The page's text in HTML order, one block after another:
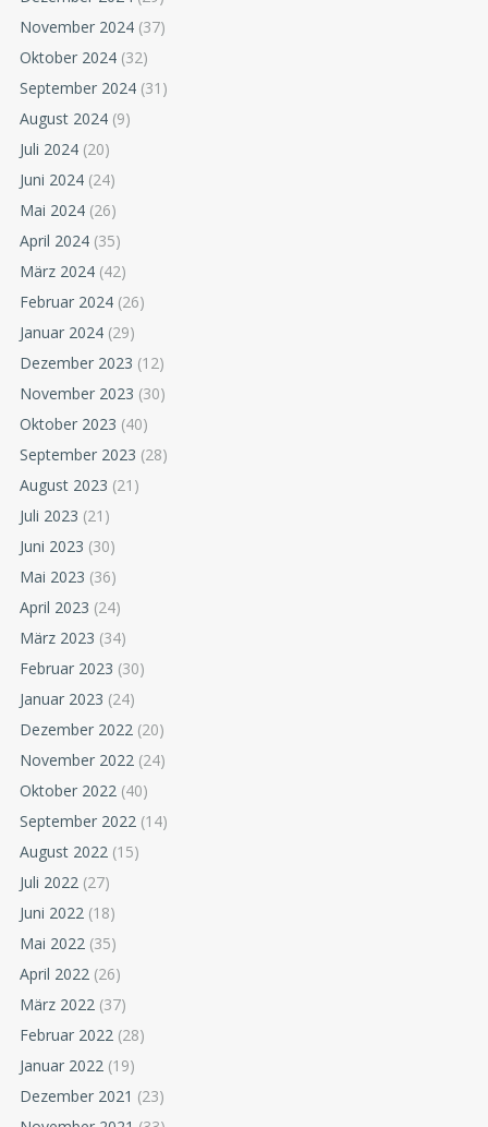
November 2024 (37)
Oktober 2024 (32)
September 2024 (31)
August 2024 (9)
Juli 2024 (20)
Juni 2024 (24)
Mai 2024 (26)
April 2024 (35)
März 2024 (42)
Februar 2024 (26)
Januar 2024 (29)
Dezember 2023 (12)
November 2023 (30)
Oktober 2023 (40)
September 2023 (28)
August 2023 (21)
Juli 2023 (21)
Juni 2023 (30)
Mai 2023 (36)
April 2023 (24)
März 2023 (34)
Februar 2023 (30)
Januar 2023 (24)
Dezember 2022 (20)
November 2022 (24)
Oktober 2022 (40)
September 2022 (14)
August 2022 (15)
Juli 2022 (27)
Juni 2022 (18)
Mai 2022 (35)
April 2022 (26)
März 2022 (37)
Februar 2022 (28)
Januar 2022 (19)
Dezember 2021 (23)